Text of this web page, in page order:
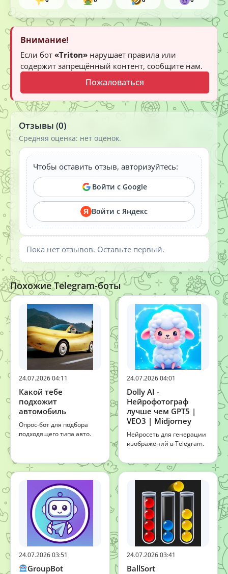
Внимание!
Если бот «Triton» нарушает правила или
содержит запрещённый контент, сообщите нам.
Пожаловаться
Отзывы (0)
Средняя оценка: нет оценок.
Чтобы оставить отзыв, авторизуйтесь:
Войти с Google
Я Войти с Яндекс
Пока нет отзывов. Оставьте первый.
Похожие Telegram-боты
24.07.2026 04:11
Какой тебе
подхожит
автомобиль
Опрос-бот для подбора
подходящего типа авто.
24.07.2026 04:01
Dolly AI -
Нейрофотограф
лучше чем GPT5 |
VEO3 | Midjorney
Нейросеть для генерации
изображений в Telegram.
24.07.2026 03:51
GroupBot
24.07.2026 03:41
BallSort